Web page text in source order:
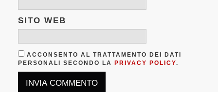
SITO WEB
ACCONSENTO AL TRATTAMENTO DEI DATI
PERSONALI SECONDO LA
PRIVACY POLICY.